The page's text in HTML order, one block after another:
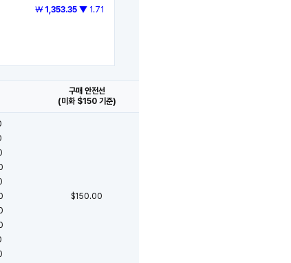
￦ 1,353.35▼ 1.71
구매 안전선
(미화 $150 기준)
$150.00